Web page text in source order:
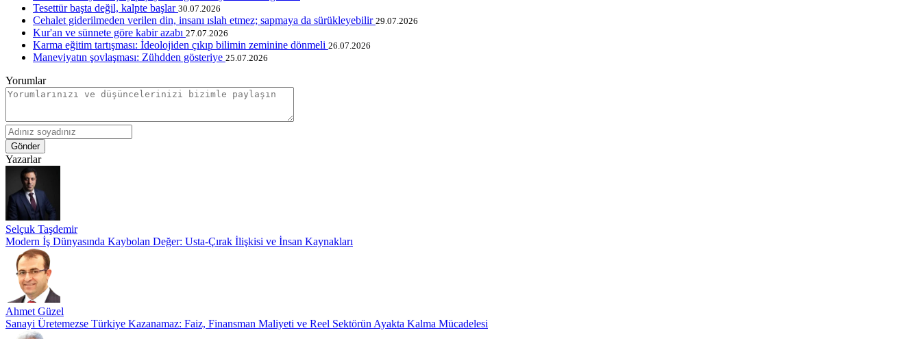
Tesettür başta değil, kalpte başlar 30.07.2026
Cehalet giderilmeden verilen din, insanı ıslah etmez; sapmaya da sürükleyebilir 29.07.2026
Kur'an ve sünnete göre kabir azabı 27.07.2026
Karma eğitim tartışması: İdeolojiden çıkıp bilimin zeminine dönmeli 26.07.2026
Maneviyatın şovlaşması: Zühdden gösteriye 25.07.2026
Yorumlar
Gönder
Yazarlar
Selçuk Taşdemir
Modern İş Dünyasında Kaybolan Değer: Usta-Çırak İlişkisi ve İnsan Kaynakları
Ahmet Güzel
Sanayi Üretemezse Türkiye Kazanamaz: Faiz, Finansman Maliyeti ve Reel Sektörün Ayakta Kalma Mücadelesi